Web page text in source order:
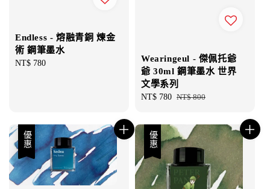
Endless - 熔融青銅 煉金
術 鋼筆墨水
Regular
NT$ 780
Wearingeul - 傑佩托爺
爺 30ml 鋼筆墨水 世界
文學系列
Sale
NT$ 780 Regular
NT$ 800
優惠 優惠